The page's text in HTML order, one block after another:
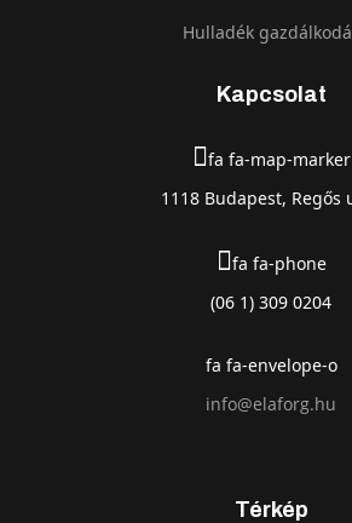
Hulladék
Kapcsolat
fa fa-map-marker
1118 Budapest, Regős
fa fa-phone
(06 1) 309 0204
fa fa-envelope-o
info@elaforg.hu
Térkép